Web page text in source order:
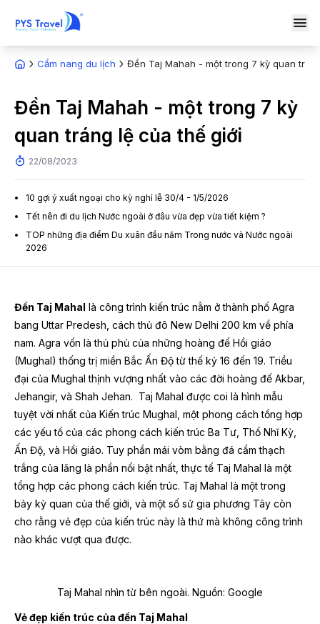
Cẩm nang du lịch Đền Taj Mahah - một trong 7 kỳ quan
Đền Taj Mahah - một trong 7 kỳ
quan tráng lệ của thế giới
22/08/2023
10 gợi ý xuất ngoại cho kỳ nghỉ lễ 30/4 - 1/5/2026
Tết nên đi du lịch Nước ngoài ở đâu vừa đẹp vừa tiết kiệm ?
TOP những địa điểm Du xuân đầu năm Trong nước và Nước ngoài
2026
Đền Taj Mahal là công trình kiến trúc nằm ở thành phố Agra
bang Uttar Predesh, cách thủ đô New Delhi 200 km về phía
nam. Agra vốn là thủ phủ của những hoàng đế Hồi giáo
(Mughal) thống trị miền Bắc Ấn Độ từ thế kỷ 16 đến 19. Triều
đại của Mughal thịnh vượng nhất vào các đời hoàng đế Akbar,
Jehangir, và Shah Jehan. Taj Mahal được coi là hình mẫu
tuyệt vời nhất của Kiến trúc Mughal, một phong cách tổng hợp
các yếu tố của các phong cách kiến trúc Ba Tư, Thổ Nhĩ Kỳ,
Ấn Độ, và Hồi giáo. Tuy phần mái vòm bằng đá cẩm thạch
trắng của lăng là phần nổi bật nhất, thực tế Taj Mahal là một
tổng hợp các phong cách kiến trúc. Taj Mahal là một trong
bảy kỳ quan của thế giới, và một số sử gia phương Tây còn
cho rằng vẻ đẹp của kiến trúc này là thứ mà không công trình
nào khác vượt qua được.
Taj Mahal nhìn từ bên ngoài. Nguồn: Google
Vẻ đẹp kiến trúc của đền Taj Mahal